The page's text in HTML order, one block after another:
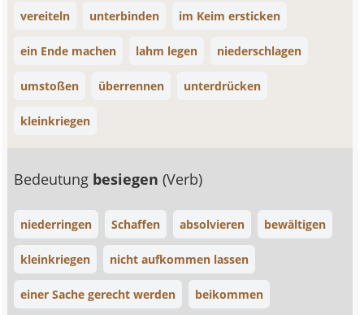
vereiteln unterbinden im Keim ersticken
ein Ende machen lahm legen niederschlagen
umstoßen überrennen unterdrücken
kleinkriegen
Bedeutung besiegen(Verb)
niederringen Schaffen absolvieren bewältigen
kleinkriegen nicht aufkommen lassen
einer Sache gerecht werden beikommen